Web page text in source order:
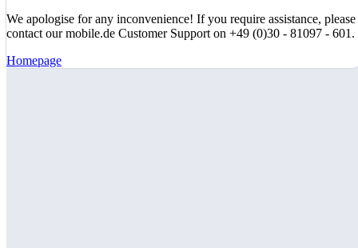
We apologise for any inconvenience! If you require assistance, please
contact our mobile.de Customer Support on +49 (0)30 - 81097 - 601.
Homepage